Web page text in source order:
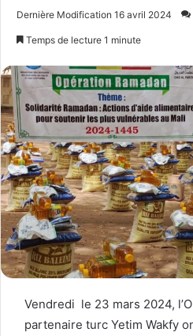
Dernière Modification 16 avril 2024
Temps de lecture 1 minute
Vendredi le 23 mars 2024,
partenaire turc Yetim Wakfy